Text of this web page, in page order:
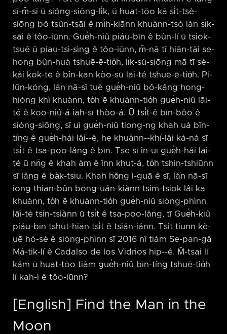
sī-m̄-sī ū sióng-siōng-li̍k, ū huat-tōo kā si̍t-tsè-
siōng bô tsûn-tsāi ê mi̍h-kiānn khuànn-tsò lán si̍k-
sāi ê tôo-iūnn. Gue̍h-niû piáu-bīn ê bûn-lí ū tsiok-
tsuē ū piau-tsì-sìng ê tôo-iūnn, m̄-nā tī hiān-tāi se-
hong bûn-huà tshuē-ē-tio̍h, li̍k-sú-siōng mā tī sè-
kài kok-tē ê bîn-kan kòo-sū lāi-té tshuē-ē-tio̍h. Pí-
lūn-kóng, lán nā-sī tuè gue̍h-niû bô-kâng hong-
hiòng khì khuànn, to̍h ē khuànn-tio̍h gue̍h-niû lāi-
té ê koo-niû-á iah-sī thòo-á. Ū tsi̍t-ê bīn-bôo ê
sióng-siōng, sī uì gue̍h-niû tiong-ng khah uá bīn-
tíng ê gue̍h-hái lâi-⁠-ê, he khuànn-⁠-khí-lâi ká-ná sī
tsi̍t ê tsa-poo-lâng ê bīn. Tse sī in-uī gue̍h-hái lāi-
té ū nn̄g ê khah àm ê înn khut-á, to̍h tshin-tshiūnn
sī lâng ê ba̍k-tsiu. Khah hŏng ì-guā ê sī, lán nā-sī
iōng thian-bûn bōng-uán-kiànn tsim-tsiok lâi kā
khuànn, to̍h ē khuànn-tio̍h gue̍h-niû siòng-phìnn
lāi-té tsin-tsiànn ū tsi̍t ê tsa-poo-lâng, tī Gue̍h-kiû
piáu-bīn tshut-hiān tsi̍t ê tsián-iánn. Tsit tiunn kè-
uē hó-sè ê siòng-phìnn sī 2016 nî tiàm Se-pan-gâ
Má-tik-lí ê Cadalso de los Vidrios hip-⁠-ê. M̄-tsai lí
kám ū huat-tōo tiàm gue̍h-niû bīn-tíng tshuē-tio̍h
lí kah-ì ê tôo-iūnn?
[English] Find the Man in the
Moon